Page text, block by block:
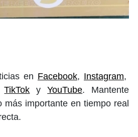
en Facebook, Instagram,
TikTok yYouTube. Mantente
más importante en tiempo real